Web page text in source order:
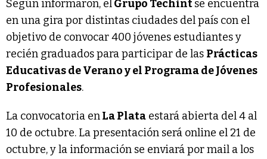
Según informaron, elGrupo Techintse encuentra
en una gira por distintas ciudades del país con el
objetivo de convocar 400 jóvenes estudiantes y
recién graduados para participar de las Prácticas
Educativas de Verano y el Programa de Jóvenes
Profesionales.
La convocatoria enLa Plata estará abierta del 4 al
10 de octubre. La presentación será online el 21 de
octubre, y la información se enviará por mail a los